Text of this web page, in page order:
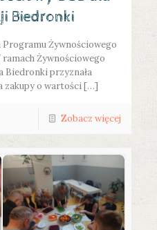
Biedronki
Żywnościowego
Żywnościowego
Biedronki przyznała
zakupy o wartości […]
Zobacz więcej